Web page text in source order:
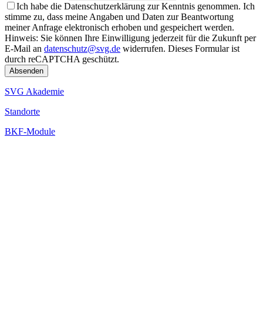
Ich habe die Datenschutzerklärung zur Kenntnis genommen. Ich
stimme zu, dass meine Angaben und Daten zur Beantwortung
meiner Anfrage elektronisch erhoben und gespeichert werden.
Hinweis: Sie können Ihre Einwilligung jederzeit für die Zukunft per
E-Mail an datenschutz@svg.de widerrufen. Dieses Formular ist
durch reCAPTCHA geschützt.
SVG Akademie
Standorte
BKF-Module